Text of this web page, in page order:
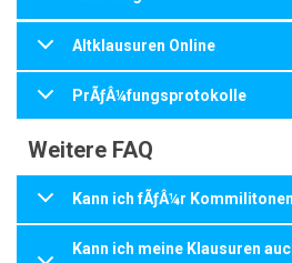
Altklausuren Online
PrÃƒÂ¼fungsprotokolle
Weitere FAQ
Kann ich fÃƒÂ¼r
Kann ich meine Klausuren